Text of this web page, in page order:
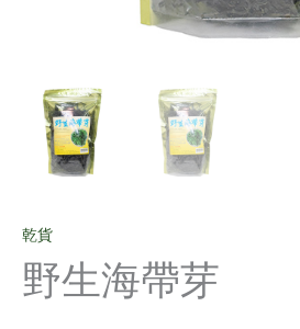
乾貨
野生海帶芽